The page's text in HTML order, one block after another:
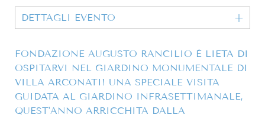
DETTAGLI EVENTO
FONDAZIONE AUGUSTO RANCILIO È LIETA DI
OSPITARVI NEL GIARDINO MONUMENTALE DI
VILLA ARCONATI! UNA SPECIALE VISITA
GUIDATA AL GIARDINO INFRASETTIMANALE,
QUEST'ANNO ARRICCHITA DALLA